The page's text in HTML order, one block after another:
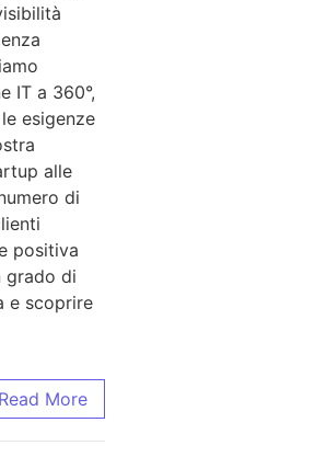
IT a 360°,
esigenze
alle
di
positiva
grado di
e scoprire
Read More